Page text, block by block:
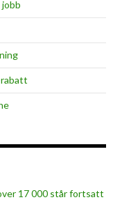
17 000 står fortsatt